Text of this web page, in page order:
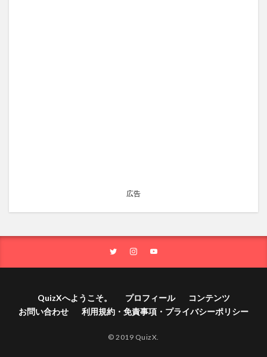
広告
QuizXへようこそ。 プロフィール
コンテンツ
お問い合わせ
利用規約・免責事項・プライバシーポリシー
© 2019 QuizX.